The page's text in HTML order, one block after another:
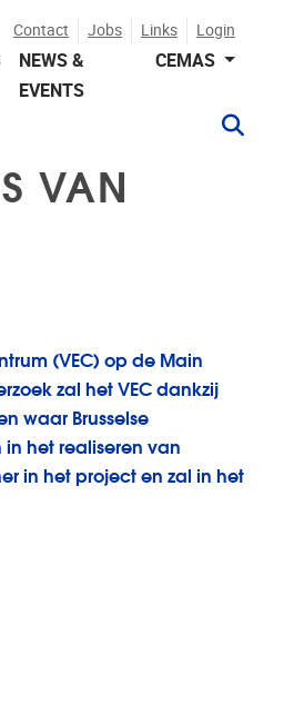
Contact Jobs Links Login
NEWS &
EVENTS
CEMAS
VAN
(VEC) op de Main
zal het VEC dankzij
waar Brusselse
het realiseren van
in het project en zal in het